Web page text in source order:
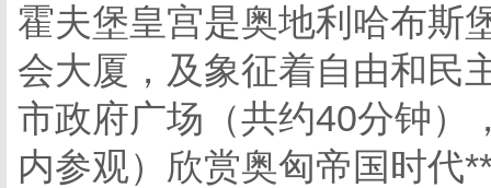
霍夫堡皇宫是奥地利哈布斯
会大厦，及象征着自由和民
市政府广场（共约40分钟
内参观）欣赏奥匈帝国时代